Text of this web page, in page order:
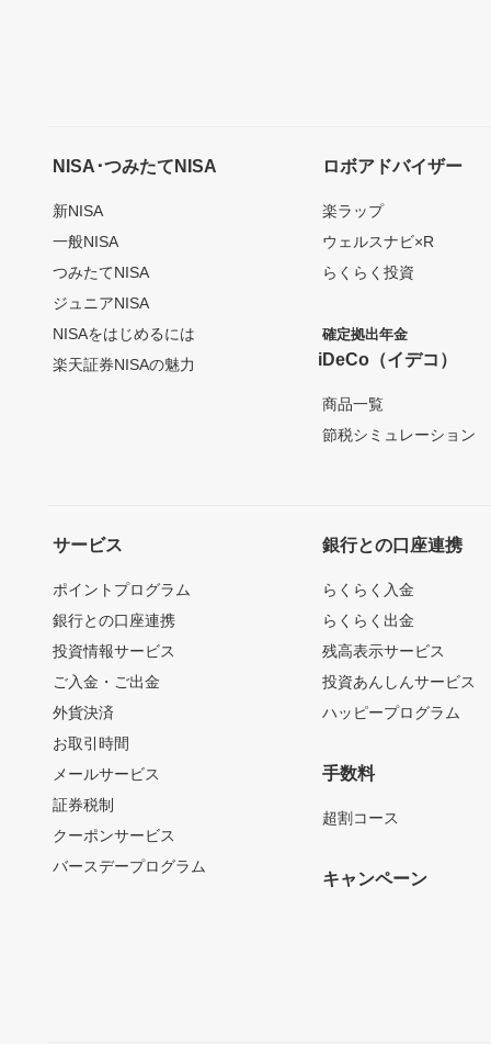
NISA･つみたてNISA
新NISA
一般NISA
つみたてNISA
ジュニアNISA
NISAをはじめるには
楽天証券NISAの魅力
ロボアドバイザー
楽ラップ
ウェルスナビ×R
らくらく投資
確定拠出年金
iDeCo（イデコ）
商品一覧
節税シミュレーション
サービス
ポイントプログラム
銀行との口座連携
投資情報サービス
ご入金・ご出金
外貨決済
お取引時間
メールサービス
証券税制
クーポンサービス
バースデープログラム
銀行との口座連携
らくらく入金
らくらく出金
残高表示サービス
投資あんしんサービス
ハッピープログラム
手数料
超割コース
キャンペーン